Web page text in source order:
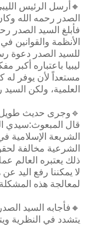
🔸أرسل الرئيس
الصدر رحمه الله
فأبلغ السيد الصدر
الأنظمة والقوانين
للسيد الصدر دعوة
ليبيا باعتباره أكبر
مستعداً لأن يوفر له
العلمية، ولكن
🔹وجرى حديث طويل
قال المبعوث:سيدي
الشريعة الإسلامية
الشرعية مخالفة
ذلك يعتبره العالم
لا يمكننا رفع اليد
لمعالجة هذه
🔸فأجابه السيد
يتشدد في النظرية